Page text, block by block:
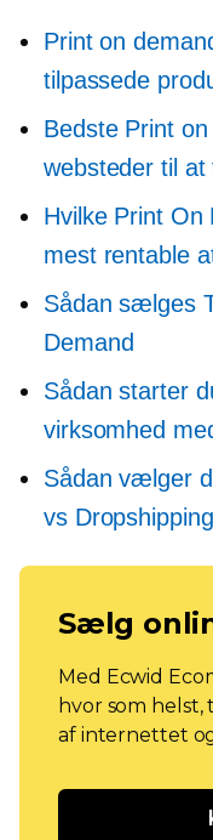
Print on
tilpassede
Bedste Print
websteder til
Hvilke Print On
mest rentable
Sådan sælges
Demand
Sådan starter
virksomhed
Sådan vælger
vs Dropshipping
Sælg
Med Ecwid
hvor som
af internettet